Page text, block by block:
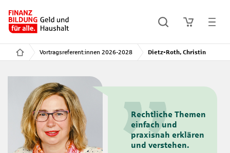
Vortragsreferent:innen 2026-2028 Dietz-Roth, Christin
Rechtliche Themen
einfach und
praxisnah erklären
und verstehen.